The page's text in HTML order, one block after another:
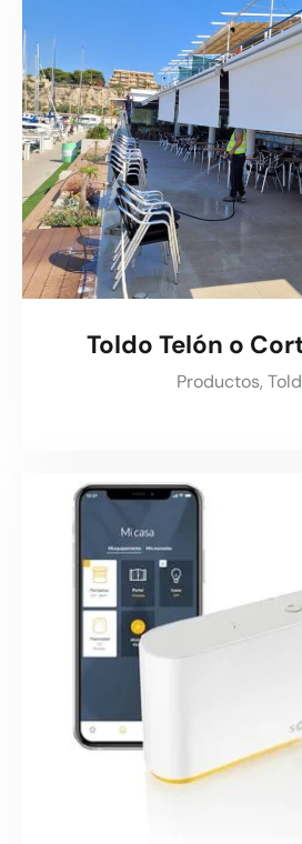
Toldo Telón o
Productos,